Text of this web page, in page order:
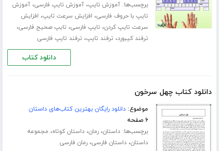
برچسب‌ها:آموزش تایپ،آموزش تایپ فارسی،آموزش
تایپ با حروف فارسی، افزایش سرعت تایپ، افزایش
سرعت تایپ کردن، تایپ فارسی، تایپ صحیح فارسی،
ترفند کیبورد، ترفند تایپ، ترفند تایپ فارسی
دانلود کتاب
دانلود کتاب چهل سرخون
موضوع:دانلود رایگان بهترین کتاب‌های داستان
۶ صفحه
برچسب‌ها:داستان،رمان،داستان کوتاه، مجموعه
داستان،داستان فارسی،رمان فارسی